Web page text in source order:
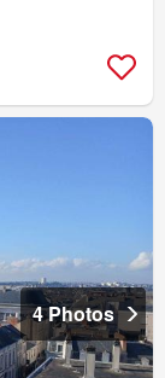
4 Photos